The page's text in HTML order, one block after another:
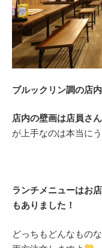
ブルックリン調の店
店内の壁画は店員さ
が上手なのは本当に
ランチメニューはお
もありました！
どっちもどんなもの